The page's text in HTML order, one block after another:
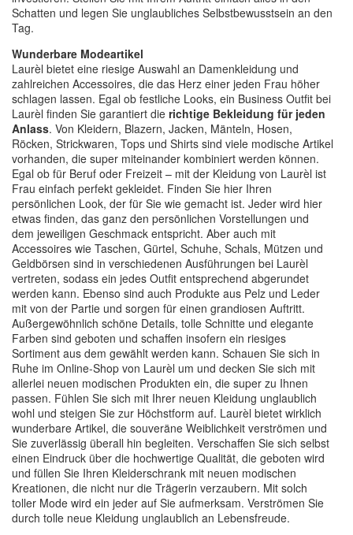
Schatten und legen Sie unglaubliches Selbstbewusstsein an den
Tag.
Wunderbare Modeartikel
Laurèl bietet eine riesige Auswahl an Damenkleidung und
zahlreichen Accessoires, die das Herz einer jeden Frau höher
schlagen lassen. Egal ob festliche Looks, ein Business Outfit bei
Laurèl finden Sie garantiert die richtige Bekleidung für jeden
Anlass. Von Kleidern, Blazern, Jacken, Mänteln, Hosen,
Röcken, Strickwaren, Tops und Shirts sind viele modische Artikel
vorhanden, die super miteinander kombiniert werden können.
Egal ob für Beruf oder Freizeit – mit der Kleidung von Laurèl ist
Frau einfach perfekt gekleidet. Finden Sie hier Ihren
persönlichen Look, der für Sie wie gemacht ist. Jeder wird hier
etwas finden, das ganz den persönlichen Vorstellungen und
dem jeweiligen Geschmack entspricht. Aber auch mit
Accessoires wie Taschen, Gürtel, Schuhe, Schals, Mützen und
Geldbörsen sind in verschiedenen Ausführungen bei Laurèl
vertreten, sodass ein jedes Outfit entsprechend abgerundet
werden kann. Ebenso sind auch Produkte aus Pelz und Leder
mit von der Partie und sorgen für einen grandiosen Auftritt.
Außergewöhnlich schöne Details, tolle Schnitte und elegante
Farben sind geboten und schaffen insofern ein riesiges
Sortiment aus dem gewählt werden kann. Schauen Sie sich in
Ruhe im Online-Shop von Laurèl um und decken Sie sich mit
allerlei neuen modischen Produkten ein, die super zu Ihnen
passen. Fühlen Sie sich mit Ihrer neuen Kleidung unglaublich
wohl und steigen Sie zur Höchstform auf. Laurèl bietet wirklich
wunderbare Artikel, die souveräne Weiblichkeit verströmen und
Sie zuverlässig überall hin begleiten. Verschaffen Sie sich selbst
einen Eindruck über die hochwertige Qualität, die geboten wird
und füllen Sie Ihren Kleiderschrank mit neuen modischen
Kreationen, die nicht nur die Trägerin verzaubern. Mit solch
toller Mode wird ein jeder auf Sie aufmerksam. Verströmen Sie
durch tolle neue Kleidung unglaublich an Lebensfreude.